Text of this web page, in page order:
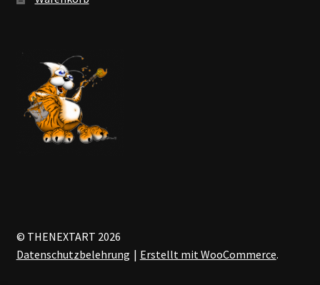
© THENEXTART 2026
Datenschutzbelehrung
Erstellt mit WooCommerce.